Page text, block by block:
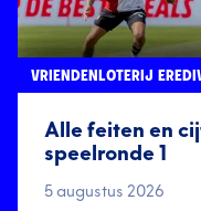
Alle feiten en
speelronde 1
VRIENDENLOTERIJ
5 augustus 2026